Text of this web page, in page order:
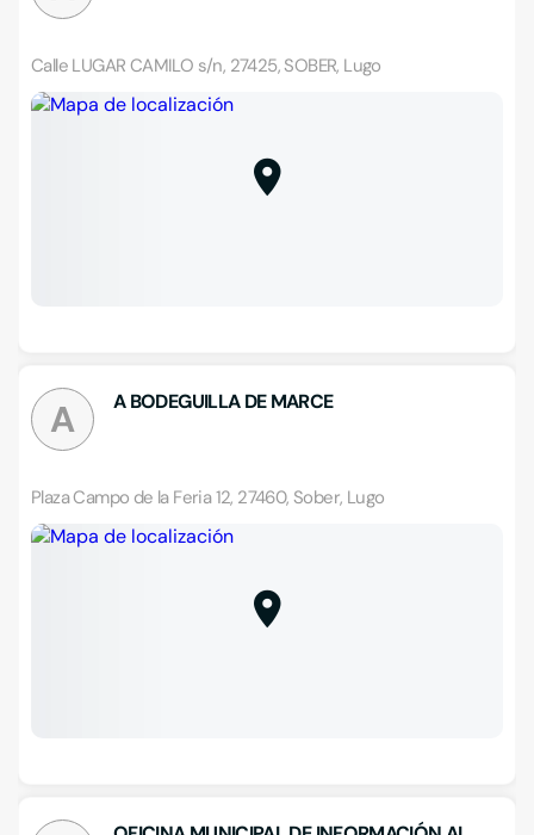
Calle LUGAR CAMILO s/n, 27425, SOBER, Lugo
A A BODEGUILLA DE MARCE
Plaza Campo de la Feria 12, 27460, Sober, Lugo